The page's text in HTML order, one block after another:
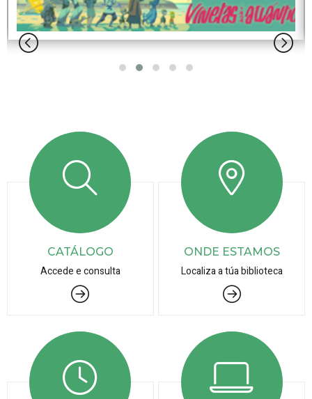
CATÁLOGO
Accede e consulta
ONDE ESTAMOS
Localiza a túa biblioteca